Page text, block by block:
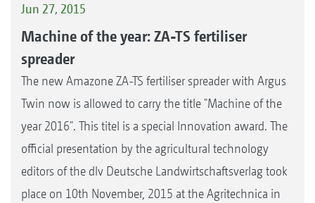
Jun 27, 2015
Machine of the year: ZA-TS fertiliser
spreader
The new Amazone ZA-TS fertiliser spreader with Argus
Twin now is allowed to carry the title "Machine of the
year 2016". This titel is a special Innovation award. The
official presentation by the agricultural technology
editors of the dlv Deutsche Landwirtschaftsverlag took
place on 10th November, 2015 at the Agritechnica in